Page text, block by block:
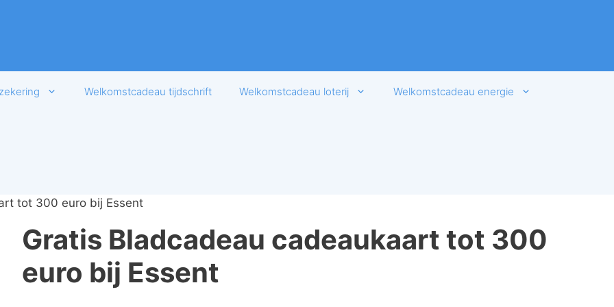
Welkomstcadeau tijdschrift Welkomstcadeau loterij Welkomstcadeau energie
tot 300 euro bij Essent
Gratis Bladcadeau cadeaukaart tot 300
euro bij Essent